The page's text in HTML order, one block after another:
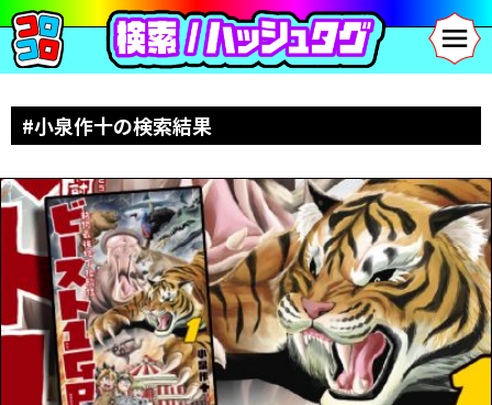
#小泉作十の検索結果